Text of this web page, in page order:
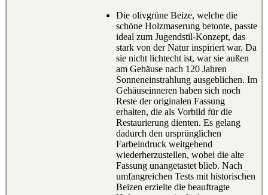
Die olivgrüne Beize, welche die
schöne Holzmaserung betonte, passte
ideal zum Jugendstil-Konzept, das
stark von der Natur inspiriert war. Da
sie nicht lichtecht ist, war sie außen
am Gehäuse nach 120 Jahren
Sonneneinstrahlung ausgeblichen. Im
Gehäuseinneren haben sich noch
Reste der originalen Fassung
erhalten, die als Vorbild für die
Restaurierung dienten. Es gelang
dadurch den ursprünglichen
Farbeindruck weitgehend
wiederherzustellen, wobei die alte
Fassung unangetastet blieb. Nach
umfangreichen Tests mit historischen
Beizen erzielte die beauftragte